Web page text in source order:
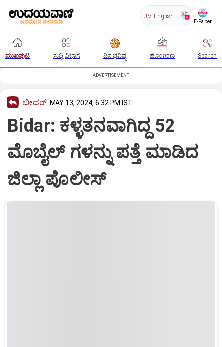
UV English
E-Paper
ಮುಖಪುಟ ಸುದ್ದಿ ವಿಭಾಗ ದಿನ ಭವಿಷ್ಯ ಹೊಂಗಿರಣ Search
ADVERTISEMENT
ಬೀದರ್ MAY 13, 2024, 6:32 PM IST
Bidar: ಕಳ್ಳತನವಾಗಿದ್ದ 52
ಮೊಬೈಲ್ ಗಳನ್ನು ಪತ್ತೆ ಮಾಡಿದ
ಜಿಲ್ಲಾ ಪೊಲೀಸ್